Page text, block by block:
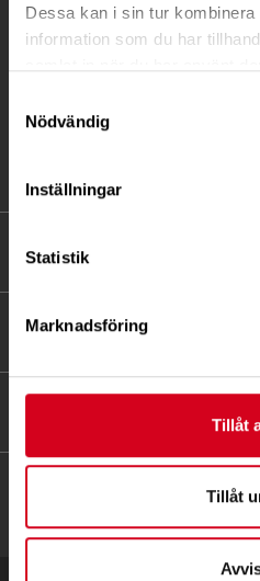
Dessa kan i sin tur
information som du har
Nödvändig
Inställningar
Statistik
Marknadsföring
Tillåt
Tillåt
info@neuro.se
PG 90 10 07-5 | BG 901-
FÖRDJUPNING
FÖR MEDLEMMAR